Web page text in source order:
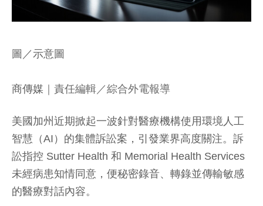
圖／示意圖
商傳媒 ｜責任編輯／綜合外電報導
美國加州近期掀起一波針對醫療機構使用環境人工
智慧（AI）的集體訴訟案，引發業界高度關注。訴
訟指控 Sutter Health 和 Memorial Health Services
未經病患知情同意，便秘密錄音、轉錄並傳輸敏感
的醫療對話內容。